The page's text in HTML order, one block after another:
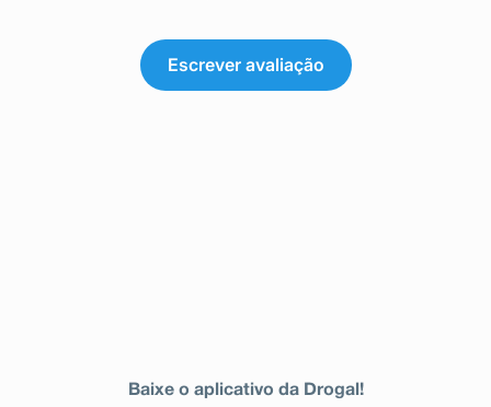
Escrever avaliação
Baixe o aplicativo da Drogal!